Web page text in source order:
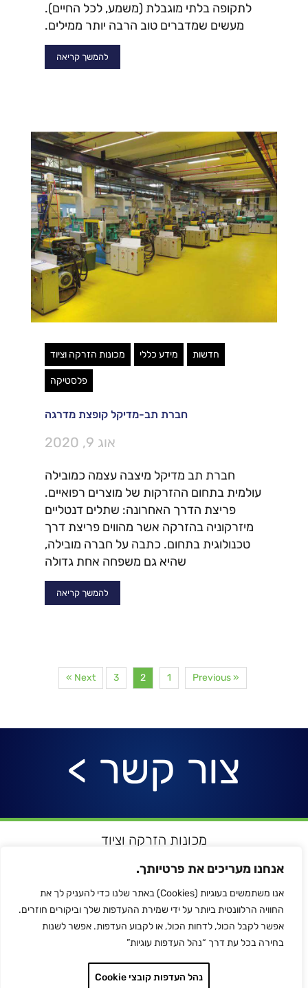
אנחנו מעריכים את פרטיותך.
אנו משתמשים בעוגיות (Cookies) באתר שלנו כדי להעניק לך את
החוויה הרלוונטית ביותר על ידי שמירת ההעדפות שלך וביקורים חוזרים.
אפשר לקבל הכול, לדחות הכול, או לקבוע העדפות. אפשר לשנות
בחירה בכל עת דרך “נהל העדפות עוגיות”
נהל העדפות קובצי Cookie
לתקופה בלתי מוגבלת (משמע, לכל החיים).
מעשים שמדברים טוב הרבה יותר ממילים.
להמשך קריאה
חדשות מידע כללי מכונות הזרקה וציוד
פלסטיקה
חברת תב-מדיקל קופצת מדרגה
אוג 9, 2020
חברת תב מדיקל מיצבה עצמה כמובילה
עולמית בתחום ההזרקות של מוצרים רפואיים.
פריצת הדרך האחרונה: שתלים דנטליים
מיזרקוניה בהזרקה אשר מהווים פריצת דרך
טכנולוגית בתחום. כתבה על חברה מובילה,
שהיא גם משפחה אחת גדולה
להמשך קריאה
« Previous
1
2
3
Next »
צור קשר >
מכונות הזרקה וציוד
מדפסות תלת מימד
הלחמת פלסטיק
לכל המותגים
צור קשר